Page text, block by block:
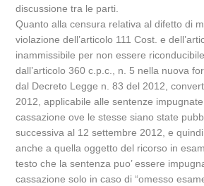
discussione tra le parti.
Quanto alla censura relativa al difetto di
violazione dell’articolo 111 Cost. e
inammissibile per non essere
dall’articolo 360 c.p.c., n. 5 nella nuova
dal Decreto Legge n. 83 del 2012,
2012, applicabile alle sentenze
cassazione ove le stesse siano state
successiva al 12 settembre 2012, e
anche a quella oggetto del ricorso in
testo che la sentenza puo’ essere
cassazione solo in caso di “omesso